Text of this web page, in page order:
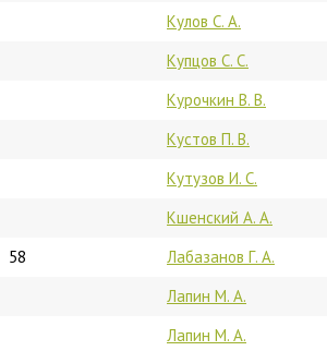
Кулов С. А.
Купцов С. С.
Курочкин В. В.
Кустов П. В.
Кутузов И. С.
Кшенский А. А.
58
Лабазанов Г. А.
Лапин М. А.
Лапин М. А.